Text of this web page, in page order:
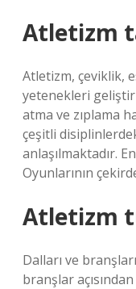
Atletizm
Atletizm, çeviklik,
yetenekleri
atma ve zıplama
çeşitli
anlaşılmaktadır.
Oyunlarının
Atletizm
Dalları ve
branşlar